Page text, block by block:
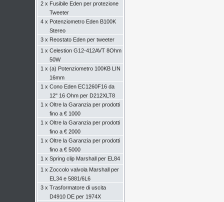
2 x Fusibile Eden per protezione
Tweeter
4 x Potenziometro Eden B100K
Stereo
3 x Reostato Eden per tweeter
1 x Celestion G12-412AVT 8Ohm
50W
1 x (a) Potenziometro 100KB LIN
16mm
1 x Cono Eden EC1260F16 da
12" 16 Ohm per D212XLT8
1 x Oltre la Garanzia per prodotti
fino a € 1000
1 x Oltre la Garanzia per prodotti
fino a € 2000
1 x Oltre la Garanzia per prodotti
fino a € 5000
1 x Spring clip Marshall per EL84
1 x Zoccolo valvola Marshall per
EL34 e 5881/6L6
3 x Trasformatore di uscita
D4910 DE per 1974X